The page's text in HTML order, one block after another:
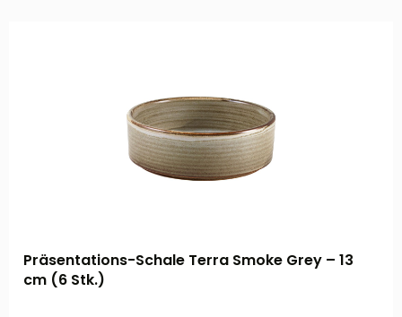
Präsentations-Schale Terra Smoke Grey – 13
cm (6 Stk.)